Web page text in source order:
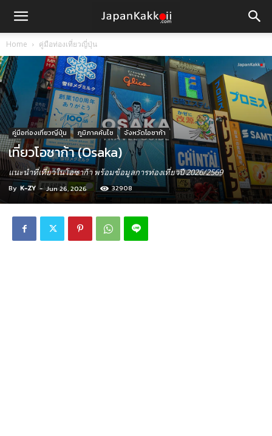
Home คู่มือท่องเที่ยวญี่ปุ่น
คู่มือท่องเที่ยวญี่ปุ่น ภูมิภาคคันไซ จังหวัดโอซาก้า
เที่ยวโอซาก้า (Osaka)
แนะนำที่เที่ยวในโอซาก้า พร้อมข้อมูลการท่องเที่ยวปี 2026/2569
By K-ZY- Jun 26, 2026 32908